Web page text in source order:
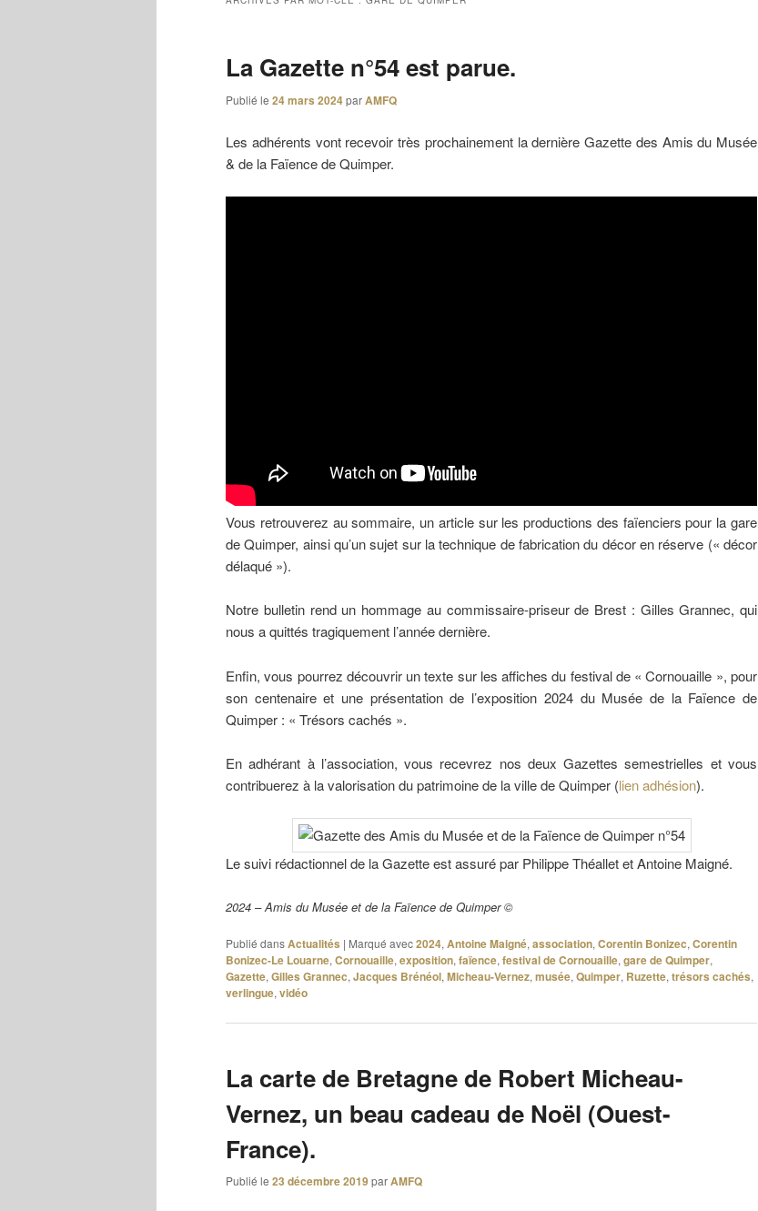
La Gazette n°54 est parue.
Publié le 24 mars 2024parAMFQ
Les adhérents vont recevoir très prochainement la dernière Gazette des Amis du Musée
& de la Faïence de Quimper.
Vous retrouverez au sommaire, un article sur les productions des faïenciers pour la gare
de Quimper, ainsi qu’un sujet sur la technique de fabrication du décor en réserve (« décor
délaqué »).
Notre bulletin rend un hommage au commissaire-priseur de Brest : Gilles Grannec, qui
nous a quittés tragiquement l’année dernière.
Enfin, vous pourrez découvrir un texte sur les affiches du festival de « Cornouaille », pour
son centenaire et une présentation de l’exposition 2024 du Musée de la Faïence de
Quimper : « Trésors cachés ».
En adhérant à l’association, vous recevrez nos deux Gazettes semestrielles et vous
contribuerez à la valorisation du patrimoine de la ville de Quimper (lien adhésion).
Le suivi rédactionnel de la Gazette est assuré par Philippe Théallet et Antoine Maigné.
2024 – Amis du Musée et de la Faïence de Quimper ©
Publié dansActualités | Marqué avec2024, Antoine Maigné, association, Corentin Bonizec, Corentin
Bonizec-Le Louarne, Cornouaille, exposition, faïence, festival de Cornouaille, gare de Quimper,
Gazette, Gilles Grannec, Jacques Brénéol, Micheau-Vernez, musée, Quimper, Ruzette, trésors cachés,
verlingue, vidéo
La carte de Bretagne de Robert Micheau-
Vernez, un beau cadeau de Noël (Ouest-
France).
Publié le 23 décembre 2019parAMFQ